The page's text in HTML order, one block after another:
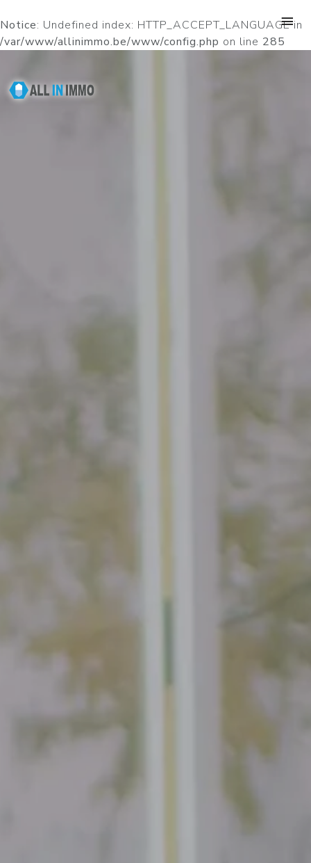
Notice: Undefined index: HTTP_ACCEPT_LANGUAGE in
/var/www/allinimmo.be/www/config.php on line 285